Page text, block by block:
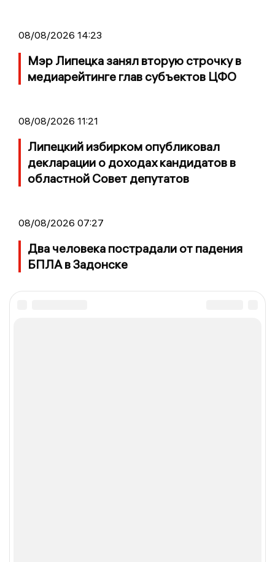
08/08/2026 14:23
Мэр Липецка занял вторую строчку в
медиарейтинге глав субъектов ЦФО
08/08/2026 11:21
Липецкий избирком опубликовал
декларации о доходах кандидатов в
областной Совет депутатов
08/08/2026 07:27
Два человека пострадали от падения
БПЛА в Задонске